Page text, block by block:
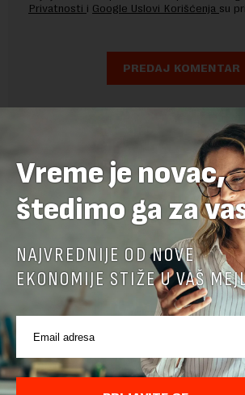
Privatnosti i Google Uslovi Korišćenja su
POVEZANI SADRŽAJI
Vreme je novac,
štedimo ga za
NAJVREDNIJE OD NOVE
EKONOMIJE STIŽE U VAŠ